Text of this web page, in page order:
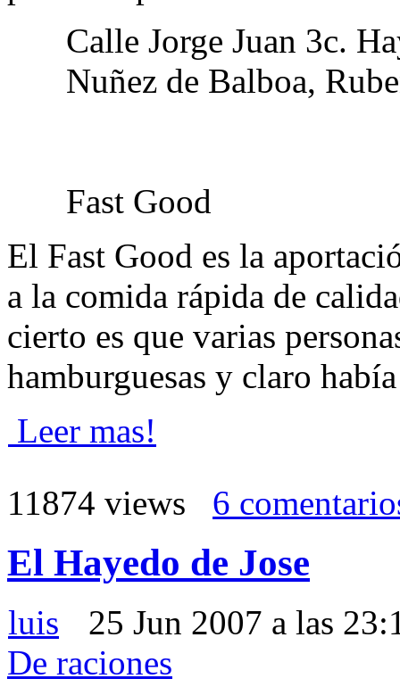
Calle Jorge Juan 3c.
Nuñez de Balboa,
Fast Good
El Fast Good es la
a la comida rápida de
cierto es que varias
hamburguesas y claro
Leer mas!
11874 views
6
El Hayedo de Jose
luis
25 Jun 2007 a las
De raciones